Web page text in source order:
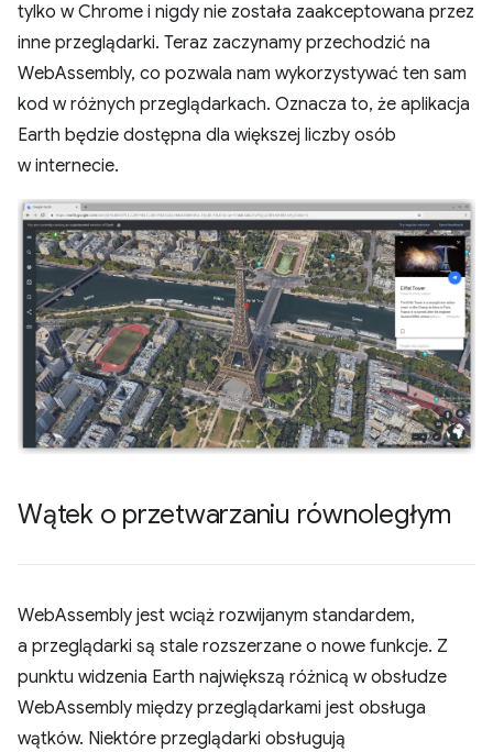
tylko w Chrome i nigdy nie została zaakceptowana przez
inne przeglądarki. Teraz zaczynamy przechodzić na
WebAssembly, co pozwala nam wykorzystywać ten sam
kod w różnych przeglądarkach. Oznacza to, że aplikacja
Earth będzie dostępna dla większej liczby osób
w internecie.
Wątek o przetwarzaniu równoległym
WebAssembly jest wciąż rozwijanym standardem,
a przeglądarki są stale rozszerzane o nowe funkcje. Z
punktu widzenia Earth największą różnicą w obsłudze
WebAssembly między przeglądarkami jest obsługa
wątków. Niektóre przeglądarki obsługują